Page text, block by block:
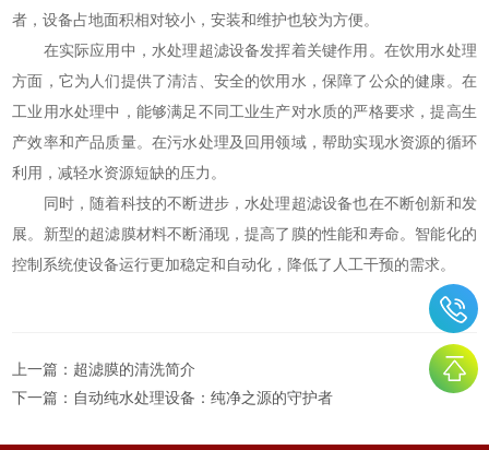
者，设备占地面积相对较小，安装和维护也较为方便。
在实际应用中，水处理超滤设备发挥着关键作用。在饮用水处理
方面，它为人们提供了清洁、安全的饮用水，保障了公众的健康。在
工业用水处理中，能够满足不同工业生产对水质的严格要求，提高生
产效率和产品质量。在污水处理及回用领域，帮助实现水资源的循环
利用，减轻水资源短缺的压力。
同时，随着科技的不断进步，水处理超滤设备也在不断创新和发
展。新型的超滤膜材料不断涌现，提高了膜的性能和寿命。智能化的
控制系统使设备运行更加稳定和自动化，降低了人工干预的需求。
上一篇： 超滤膜的清洗简介
下一篇： 自动纯水处理设备：纯净之源的守护者